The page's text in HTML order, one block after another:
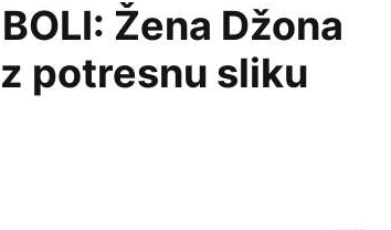
Žena Džona
potresnu sliku